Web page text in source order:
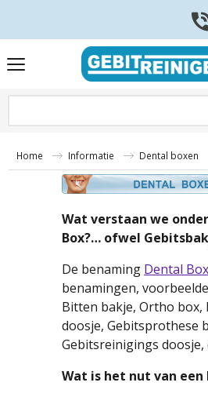
Home Informatie Dental boxen
Wat verstaan we
Box?… ofwel
De benaming Dental
benamingen,
Bitten bakje, Ortho box,
doosje, Gebitsprothese
Gebitsreinigings doosje,
Wat is het nut van een